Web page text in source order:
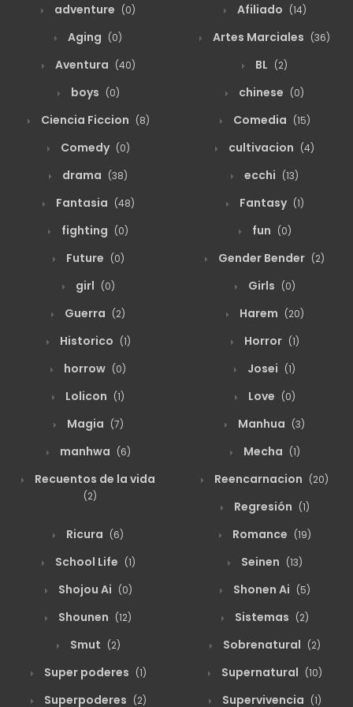
Capitulo 56 agosto 19, 2025
Capitulo 55 agosto 19, 2025
Capitulo 54 agosto 19, 2025
Capitulo 53 agosto 19, 2025
Capitulo 52 agosto 19, 2025
Capitulo 51 agosto 19, 2025
Capitulo 50 agosto 19, 2025
Capitulo 49 agosto 19, 2025
Capitulo 48 agosto 19, 2025
Capitulo 47 agosto 19, 2025
Capitulo 46 agosto 19, 2025
Capitulo 45 agosto 19, 2025
adventure (0) Afiliado (14)
Aging (0) Artes Marciales (36)
Aventura (40) BL (2)
boys (0) chinese (0)
Ciencia Ficcion (8) Comedia (15)
Comedy (0) cultivacion (4)
drama (38) ecchi (13)
Fantasia (48) Fantasy (1)
fighting (0) fun (0)
Future (0) Gender Bender (2)
girl (0) Girls (0)
Guerra (2) Harem (20)
Historico (1) Horror (1)
horrow (0) Josei (1)
Lolicon (1) Love (0)
Magia (7) Manhua (3)
manhwa (6) Mecha (1)
Recuentos de la vida
(2)
Reencarnacion (20)
Regresión (1)
Ricura (6) Romance (19)
School Life (1) Seinen (13)
Shojou Ai (0) Shonen Ai (5)
Shounen (12) Sistemas (2)
Smut (2) Sobrenatural (2)
Super poderes (1) Supernatural (10)
Superpoderes (2) Supervivencia (1)